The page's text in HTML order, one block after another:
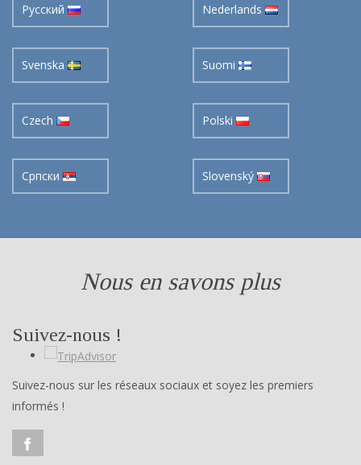
Pусский Nederlands
Svenska Suomi
Czech Polski
Cрпски Slovenský
Nous en savons plus
Suivez-nous !
Suivez-nous sur les réseaux sociaux et soyez les premiers
informés !